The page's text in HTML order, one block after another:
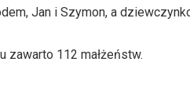
Jan i Szymon, a
zawarto 112 małżeństw.